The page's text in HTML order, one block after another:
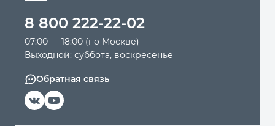
8 800 222-22-02
07:00 — 18:00 (по Москве)
Выходной: суббота, воскресенье
Обратная связь